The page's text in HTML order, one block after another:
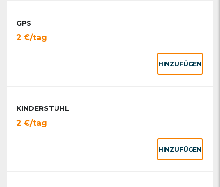
GPS
2 €/tag
HINZUFÜGEN
KINDERSTUHL
2 €/tag
HINZUFÜGEN